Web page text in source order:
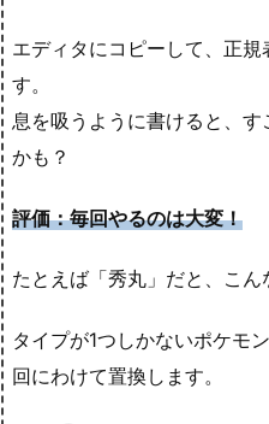
エディタにコピーして、正
す。
息を吸うように書けると、
かも？
評価：毎回やるのは大変！
たとえば「秀丸」だと、こん
タイプが1つしかないポケモ
回にわけて置換します。